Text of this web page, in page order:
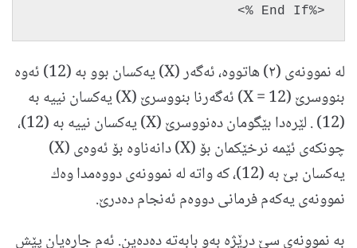
<%End If %>
له‌ نموونه‌ی (٢) هاتووه، ئه‌گه‌ر (X) یه‌کسان بوو به (12)‌ ئه‌وه‌
بنووسرێ (X = 12) ئه‌گه‌رنا بنووسرێ (X) یه‌کسان نییه‌ به
(12)‌ . لێره‌دا بێگومان ده‌نووسرێ (X) یه‌کسان نییه‌ به (12)‌،
چونکه‌ی ئێمه‌ نرخێکمان بۆ (X) دانه‌ناوه‌ بۆ ئه‌وه‌ی (X)
یه‌کسان بێ به (12)، كه‌ واته‌ له‌ نموونه‌ی دووه‌مدا وه‌ك
نموونه‌ی یه‌كه‌م فرمانی دووه‌م ئه‌نجام ده‌درێ.
به‌ نموونه‌ی سێ درێژه‌ به‌و بابه‌ته‌ ده‌ده‌ین. ئه‌م جاره‌یان پێش